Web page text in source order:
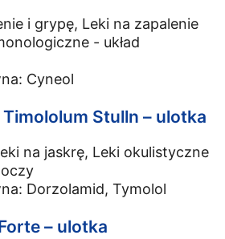
i grypę, Leki na zapalenie
- układ
Cyneol
Stulln – ulotka
na jaskrę, Leki okulistyczne
Dorzolamid, Tymolol
– ulotka